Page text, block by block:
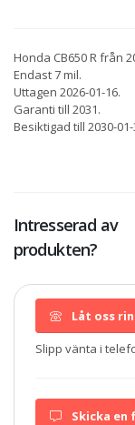
Honda CB650 R från
Endast 7 mil.
Uttagen 2026-01-16.
Garanti till 2031.
Besiktigad till 2030-01-
Intresserad av
produkten?
Låt oss
Slipp vänta i
Skicka